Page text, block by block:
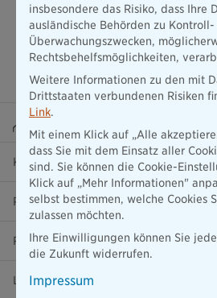
Karriere
Presse
Ratgeber
Lob & Kritik
insbesondere das Risiko, dass Ihre
ausländische Behörden zu Kontroll-
Überwachungszwecken,
Rechtsbehelfsmöglichkeiten,
Weitere Informationen zu den mit
Drittstaaten verbundenen Risiken
Link.
Mit einem Klick auf „Alle
dass Sie mit dem Einsatz aller
sind. Sie können die Cookie-
Klick auf „Mehr Informationen"
selbst bestimmen, welche Cookies
zulassen möchten.
Ihre Einwilligungen können Sie
die Zukunft widerrufen.
Impressum